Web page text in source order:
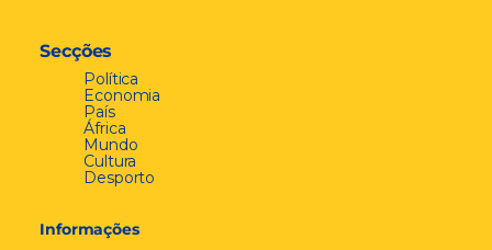
Secções
Política
Economia
País
África
Mundo
Cultura
Desporto
Informações